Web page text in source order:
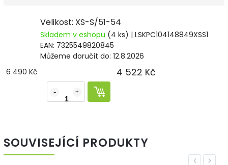
Velikost: XS-S/51-54
Skladem v eshopu (4 ks) | LSKPC104148849XSS1
EAN: 7325549820845
Můžeme doručit do: 12.8.2026
6 490 Kč
4 522 Kč
SOUVISEJÍCÍ PRODUKTY
Previous
Next